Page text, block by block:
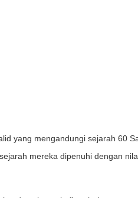
yang mengandungi sejarah 60
mereka dipenuhi dengan